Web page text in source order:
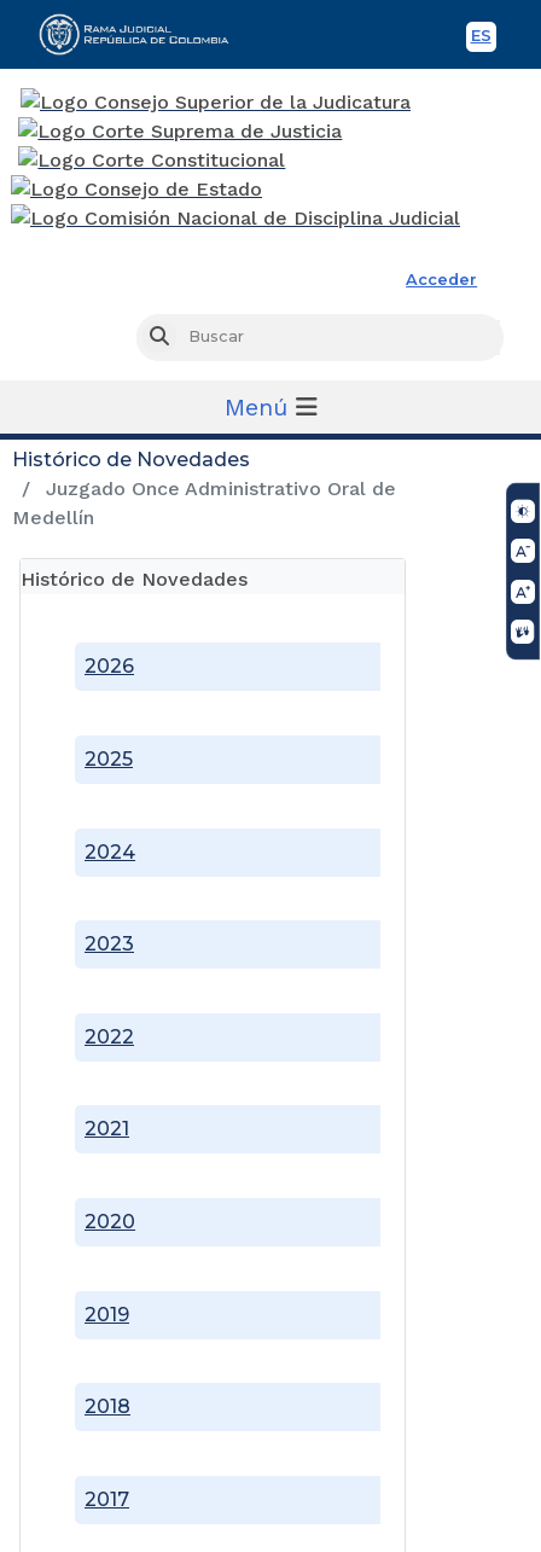
ES
Acceder
Buscar
Menú
Histórico de Novedades
Juzgado Once Administrativo Oral de
Medellín
Histórico de Novedades
2017
2018
2019
2020
2021
2022
2023
2024
2025
2026